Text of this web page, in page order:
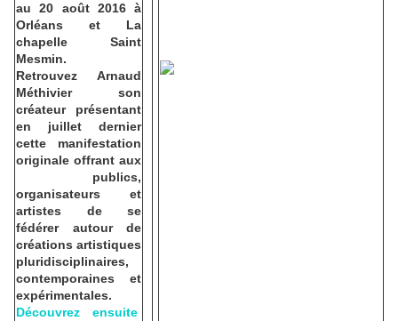
au 20 août 2016 à
Orléans et La
chapelle Saint
Mesmin.
Retrouvez Arnaud
Méthivier son
créateur présentant
en juillet dernier
cette manifestation
originale offrant aux
publics,
organisateurs et
artistes de se
fédérer autour de
créations artistiques
pluridisciplinaires,
contemporaines et
expérimentales.
Découvrez ensuite